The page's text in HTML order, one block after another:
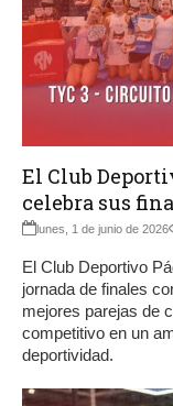
El Club
celebra sus
lunes, 1 de junio de 2026
El Club Deportivo
jornada de finales
mejores parejas de
competitivo en un
deportividad.